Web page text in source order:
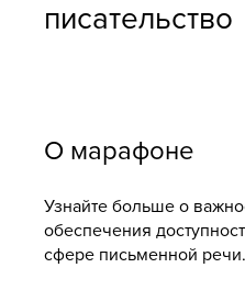
писательство
О марафоне
Узнайте больше о
обеспечения
сфере письменной речи.